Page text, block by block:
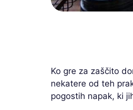
Ko gre za zaščito
nekatere od teh
pogostih napak, ki